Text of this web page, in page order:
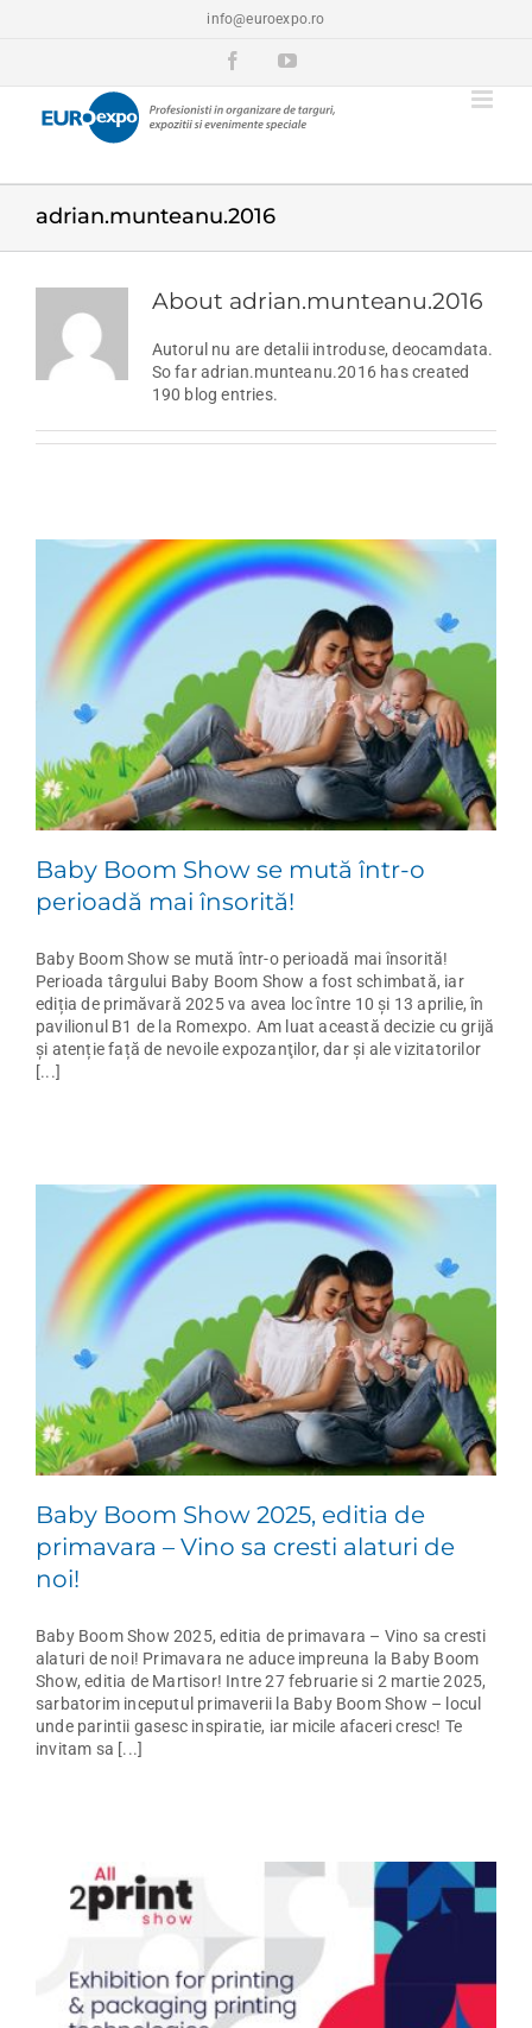
info@euroexpo.ro
FacebookYouTube
adrian.munteanu.2016
About adrian.munteanu.2016
Autorul nu are detalii introduse, deocamdata.
So far adrian.munteanu.2016 has created
190 blog entries.
Baby Boom Show se mută într-o
perioadă mai însorită!
Baby Boom Show se mută într-o perioadă mai însorită!
Perioada târgului Baby Boom Show a fost schimbată, iar
ediția de primăvară 2025 va avea loc între 10 şi 13 aprilie, în
pavilionul B1 de la Romexpo. Am luat această decizie cu grijă
și atenție față de nevoile expozanţilor, dar şi ale vizitatorilor
[...]
Baby Boom Show 2025, editia de
primavara – Vino sa cresti alaturi de
noi!
Baby Boom Show 2025, editia de primavara – Vino sa cresti
alaturi de noi! Primavara ne aduce impreuna la Baby Boom
Show, editia de Martisor! Intre 27 februarie si 2 martie 2025,
sarbatorim inceputul primaverii la Baby Boom Show – locul
unde parintii gasesc inspiratie, iar micile afaceri cresc! Te
invitam sa [...]